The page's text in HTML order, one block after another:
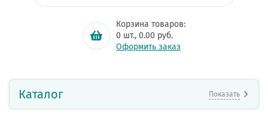
Корзина товаров:
0 шт., 0.00 руб.
Оформить заказ
Каталог Показать